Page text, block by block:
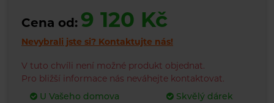
Cena od: 9 120 Kč
Nevybrali jste si? Kontaktujte nás!
V tuto chvíli není možné produkt objednat.
Pro bližší informace nás neváhejte kontaktovat.
U Vašeho domova
Skvělý dárek